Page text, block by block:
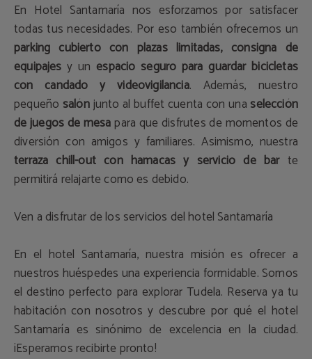
En Hotel Santamaría nos esforzamos por satisfacer
todas tus necesidades. Por eso también ofrecemos un
parking cubierto con plazas limitadas, consigna de
equipajes y un espacio seguro para guardar bicicletas
con candado y videovigilancia. Además, nuestro
pequeño salónjunto al buffet cuenta con una selección
de juegos de mesapara que disfrutes de momentos de
diversión con amigos y familiares. Asimismo, nuestra
terraza chill-out con hamacas y servicio de barte
permitirá relajarte como es debido.
Ven a disfrutar de los servicios del hotel Santamaría
En el hotel Santamaría, nuestra misión es ofrecer a
nuestros huéspedes una experiencia formidable. Somos
el destino perfecto para explorar Tudela. Reserva ya tu
habitación con nosotros y descubre por qué el hotel
Santamaría es sinónimo de excelencia en la ciudad.
¡Esperamos recibirte pronto!